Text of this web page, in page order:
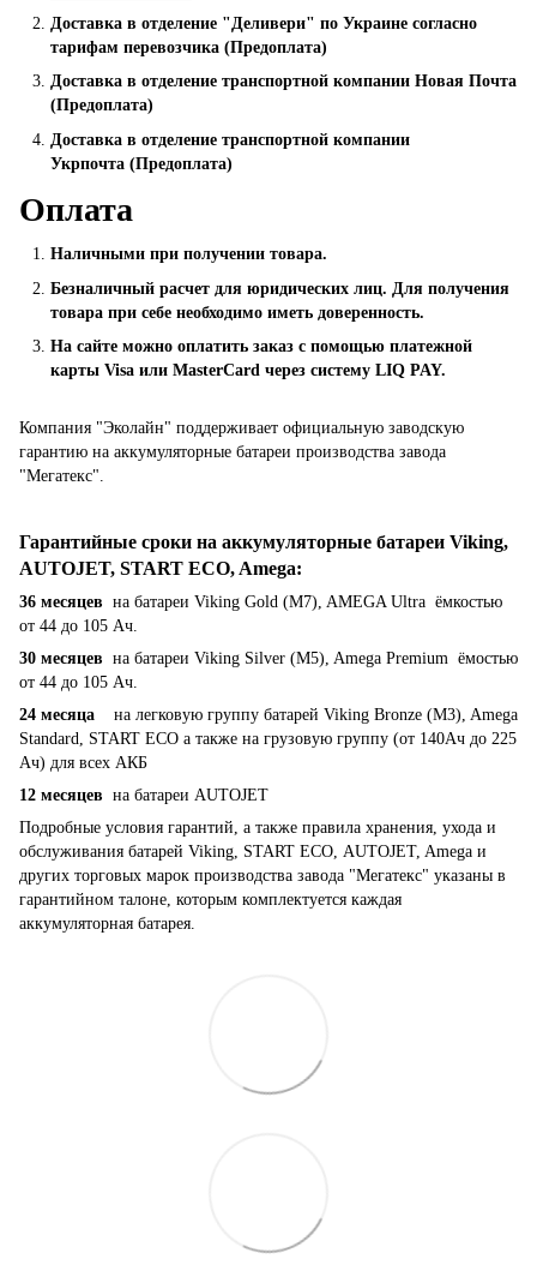
Доставка в отделение "Деливери" по Украине согласно
тарифам перевозчика (Предоплата)
Доставка в отделение транспортной компании Новая Почта
(Предоплата)
Доставка в отделение транспортной компании
Укрпочта (Предоплата)
Оплата
Наличными при получении товара.
Безналичный расчет для юридических лиц. Для получения
товара при себе необходимо иметь доверенность.
На сайте можно оплатить заказ с помощью платежной
карты Visa или MasterCard через систему LIQ PAY.
Компания "Эколайн" поддерживает официальную заводскую
гарантию на аккумуляторные батареи производства завода
"Мегатекс".
Гарантийные сроки на аккумуляторные батареи Viking,
AUTOJET, START ECO, Amega:
36 месяцев на батареи Viking Gold (M7), AMEGA Ultra ёмкостью
от 44 до 105 Ач.
30 месяцев на батареи Viking Silver (M5), Amega Premium ёмостью
от 44 до 105 Ач.
24 месяца на легковую группу батарей Viking Bronze (M3), Amega
Standard, START ECO а также на грузовую группу (от 140Ач до 225
Ач) для всех АКБ
12 месяцев на батареи AUTOJET
Подробные условия гарантий, а также правила хранения, ухода и
обслуживания батарей Viking, START ECO, AUTOJET, Amega и
других торговых марок производства завода "Мегатекс" указаны в
гарантийном талоне, которым комплектуется каждая
аккумуляторная батарея.